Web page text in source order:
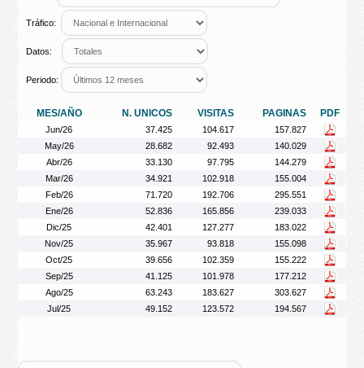
Tráfico:
Datos:
Periodo:
MES/AÑO N. UNICOS VISITAS PAGINAS PDF
Jun/26 37.425 104.617
157.827
May/26
28.682 92.493
140.029
Abr/26
33.130 97.795
144.279
Mar/26
34.921 102.918
155.004
Feb/26
71.720 192.706
295.551
Ene/26
52.836 165.856
239.033
Dic/25
42.401 127.277
183.022
Nov/25
35.967 93.818
155.098
Oct/25
39.656 102.359
155.222
Sep/25
41.125 101.978
177.212
Ago/25
63.243 183.627
303.627
Jul/25
49.152 123.572 194.567